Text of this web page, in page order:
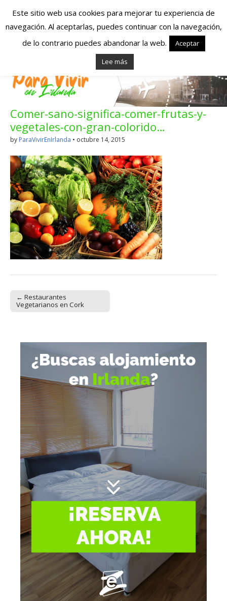
Españoles en
Irlanda – Vivir en
Irlanda – Trabajo
en Irlanda –
Alojamiento en
Irlanda
Blog dedicado a los que viven, estudian y trabajan en
Irlanda!
Comer-sano-significa-comer-frutas-y-
vegetales-con-gran-colorido…
by ParaVivirEnIrlanda • octubre 14, 2015
Post navigation
← Restaurantes
Vegetarianos en Cork
Este sitio web usa cookies para mejorar tu experiencia de
navegación. Al aceptarlas, puedes continuar con la navegación,
de lo contrario puedes abandonar la web.
Aceptar
Lee más